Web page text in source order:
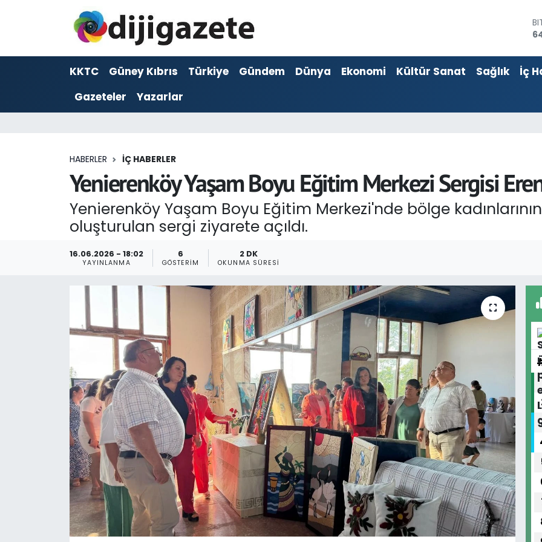
KKTC Güney Kıbrıs Türkiye Gündem Dünya Ekonomi Kültür Sanat Sağlık
İç
Gazeteler
Yazarlar
HABERLER İÇ HABERLER
Yenierenköy Yaşam Boyu Eğitim Merkezi Sergisi
Yenierenköy Yaşam Boyu Eğitim Merkezi'nde bölge
oluşturulan sergi ziyarete açıldı.
16.06.2026 - 18:02
YAYINLANMA
6
GÖSTERIM
2 DK
OKUNMA SÜRESI
ADVERTORIAL
Dijigazete
Foto Galeri
KKTC YEREL SEÇİM 2018
Kültür Sanat
Magazin
Nöbetçi Eczaneler
Otomobil Dünyası
Hava Durumu
Trafik Durumu
Son Dakika Haberleri
Haber Arşivi